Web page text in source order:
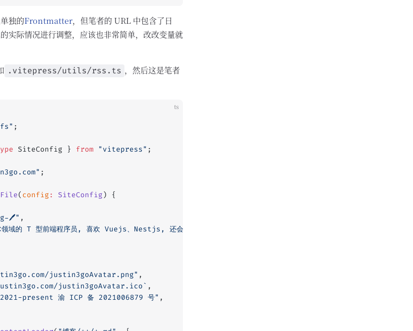
独的Frontmatter，但笔者的 URL 中包含了日
实际情况进行调整，应该也非常简单，改改变量就
.vitepress/utils/rss.ts ，然后这是笔者
ts
;
SiteConfig } from "vitepress" ;
;
( config : SiteConfig ) {
🖊" ,
领域的 T 型前端程序员, 喜欢 Vuejs、Nestjs, 还会点 python、nlp、web3、后端"
justin3goAvatar.png" ,
justin3goAvatar.ico` ,
present 渝 ICP 备 2021006879 号" ,